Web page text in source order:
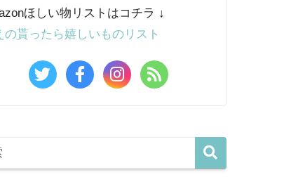
ほしい物リストはコチラ ↓
の貰ったら嬉しいものリスト